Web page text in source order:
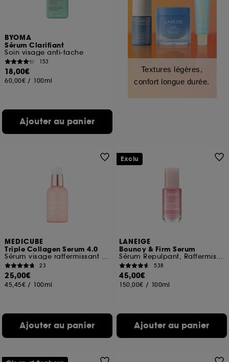
BYOMA
Sérum Clarifiant
Soin visage anti-tache
153
18,00€
60,00€ / 100ml
Ajouter au panier
Textures légères,
confort longue durée.
MEDICUBE
Triple Collagen Serum 4.0
Sérum visage raffermissant et hydratant
23
25,00€
45,45€ / 100ml
Ajouter au panier
LANEIGE
Bouncy & Firm Serum
Sérum Repulpant, Raffermissant et Lissant
538
45,00€
150,00€ / 100ml
Ajouter au panier
Exclu